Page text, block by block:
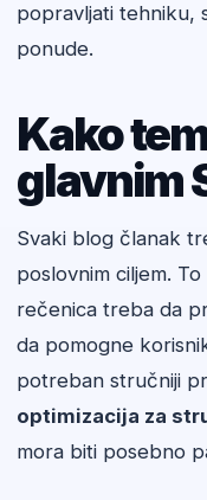
popravljati tehniku,
ponude.
Kako
glavnim
Svaki blog članak
poslovnim ciljem.
rečenica treba da
da pomogne
potreban stručniji
optimizacija za
mora biti posebno